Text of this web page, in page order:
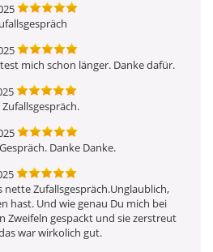
mich schon länger. Danke dafür.
Danke Danke.
nette Zufallsgespräch.Unglaublich,
hast. Und wie genau Du mich bei
Zweifeln gespackt und sie zerstreut
war wirkolich gut.